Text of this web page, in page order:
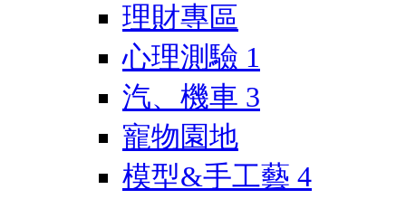
理財專區
心理測驗 1
汽、機車 3
寵物園地
模型&手工藝 4